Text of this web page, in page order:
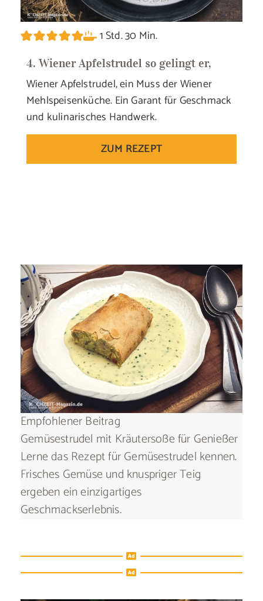
1Stunde
Std.30 Minuten
Min.
4. Wiener Apfelstrudel so gelingt er,
Wiener Apfelstrudel, ein Muss der Wiener
Mehlspeisenküche. Ein Garant für Geschmack
und kulinarisches Handwerk.
ZUM REZEPT
Empfohlener Beitrag
Gemüsestrudel mit Kräutersoße für Genießer
Lerne das Rezept für Gemüsestrudel kennen.
Frisches Gemüse und knuspriger Teig
ergeben ein einzigartiges
Geschmackserlebnis.